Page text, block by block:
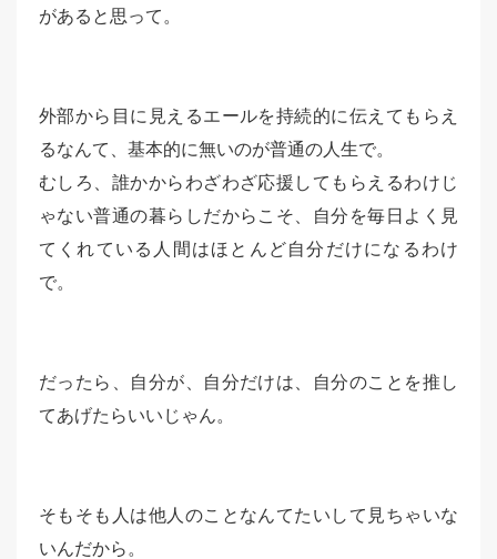
があると思って。
外部から目に見えるエールを持続的に伝えてもらえ
るなんて、基本的に無いのが普通の人生で。
むしろ、誰かからわざわざ応援してもらえるわけじ
ゃない普通の暮らしだからこそ、自分を毎日よく見
てくれている人間はほとんど自分だけになるわけ
で。
だったら、自分が、自分だけは、自分のことを推し
てあげたらいいじゃん。
そもそも人は他人のことなんてたいして見ちゃいな
いんだから。